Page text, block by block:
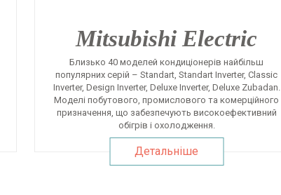
Mitsubishi Electric
Близько 40 моделей кондиціонерів найбільш
популярних серій – Standart, Standart Inverter, Classic
Inverter, Design Inverter, Deluxe Inverter, Deluxe Zubadan.
Моделі побутового, промислового та комерційного
призначення, що забезпечують високоефективний
обігрів і охолодження.
Детальніше